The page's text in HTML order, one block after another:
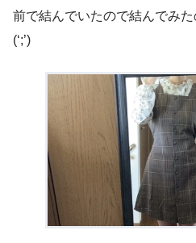
前で結んでいたので結んでみ
(‘;’)